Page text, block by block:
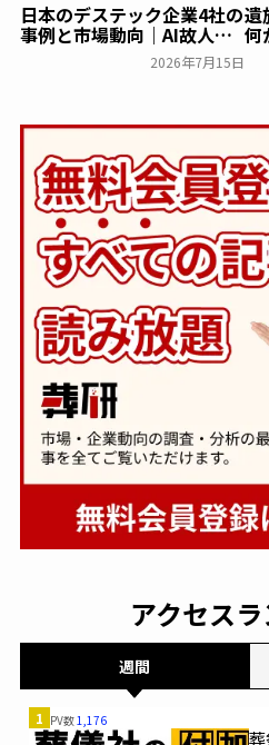
日本のデステック企業4社の
事例と市場動向｜AI故人・
メタバース霊園の現在地
2026年7月15日
遺
何
アクセス
週間
1 PV数1,176